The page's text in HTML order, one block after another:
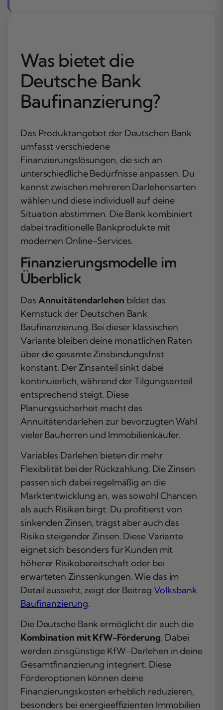
Was bietet die
Deutsche Bank
Baufinanzierung?
Das Produktangebot der Deutschen Bank
umfasst verschiedene
Finanzierungslösungen, die sich an
unterschiedliche Bedürfnisse anpassen. Du
kannst zwischen mehreren Darlehensarten
wählen und diese individuell auf deine
Situation abstimmen. Die Bank kombiniert
dabei traditionelle Bankprodukte mit
modernen Online-Services.
Finanzierungsmodelle im
Überblick
Das Annuitätendarlehen bildet das
Kernstück der Deutschen Bank
Baufinanzierung. Bei dieser klassischen
Variante bleiben deine monatlichen Raten
über die gesamte Zinsbindungsfrist
konstant. Der Zinsanteil sinkt dabei
kontinuierlich, während der Tilgungsanteil
entsprechend steigt. Diese
Planungssicherheit macht das
Annuitätendarlehen zur bevorzugten Wahl
vieler Bauherren und Immobilienkäufer.
Variables Darlehen bieten dir mehr
Flexibilität bei der Rückzahlung. Die Zinsen
passen sich dabei regelmäßig an die
Marktentwicklung an, was sowohl Chancen
als auch Risiken birgt. Du profitierst von
sinkenden Zinsen, trägst aber auch das
Risiko steigender Zinsen. Diese Variante
eignet sich besonders für Kunden mit
höherer Risikobereitschaft oder bei
erwarteten Zinssenkungen. Wie das im
Detail aussieht, zeigt der Beitrag Volksbank
Baufinanzierung.
Die Deutsche Bank ermöglicht dir auch die
Kombination mit KfW-Förderung. Dabei
werden zinsgünstige KfW-Darlehen in deine
Gesamtfinanzierung integriert. Diese
Förderoptionen können deine
Finanzierungskosten erheblich reduzieren,
besonders bei energieeffizienten Immobilien